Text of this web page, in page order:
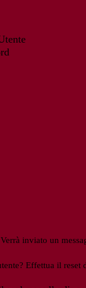
Verrà inviato un
Effettua il reset